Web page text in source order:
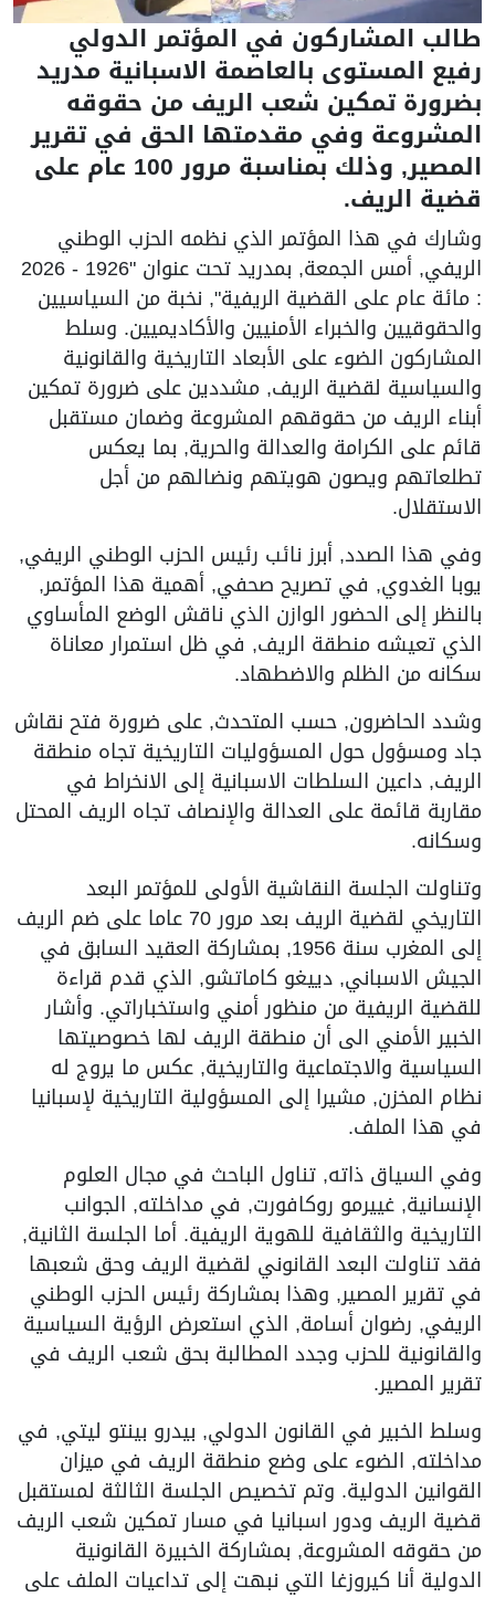
طالب المشاركون في المؤتمر الدولي
رفيع المستوى بالعاصمة الاسبانية مدريد
بضرورة تمكين شعب الريف من حقوقه
المشروعة وفي مقدمتها الحق في تقرير
المصير, وذلك بمناسبة مرور 100 عام على
قضية الريف.
وشارك في هذا المؤتمر الذي نظمه الحزب الوطني
الريفي, أمس الجمعة, بمدريد تحت عنوان "1926 - 2026
: مائة عام على القضية الريفية", نخبة من السياسيين
والحقوقيين والخبراء الأمنيين والأكاديميين. وسلط
المشاركون الضوء على الأبعاد التاريخية والقانونية
والسياسية لقضية الريف, مشددين على ضرورة تمكين
أبناء الريف من حقوقهم المشروعة وضمان مستقبل
قائم على الكرامة والعدالة والحرية, بما يعكس
تطلعاتهم ويصون هويتهم ونضالهم من أجل
الاستقلال.
وفي هذا الصدد, أبرز نائب رئيس الحزب الوطني الريفي,
يوبا الغدوي, في تصريح صحفي, أهمية هذا المؤتمر,
بالنظر إلى الحضور الوازن الذي ناقش الوضع المأساوي
الذي تعيشه منطقة الريف, في ظل استمرار معاناة
سكانه من الظلم والاضطهاد.
وشدد الحاضرون, حسب المتحدث, على ضرورة فتح نقاش
جاد ومسؤول حول المسؤوليات التاريخية تجاه منطقة
الريف, داعين السلطات الاسبانية إلى الانخراط في
مقاربة قائمة على العدالة والإنصاف تجاه الريف المحتل
وسكانه.
وتناولت الجلسة النقاشية الأولى للمؤتمر البعد
التاريخي لقضية الريف بعد مرور 70 عاما على ضم الريف
إلى المغرب سنة 1956, بمشاركة العقيد السابق في
الجيش الاسباني, دييغو كاماتشو, الذي قدم قراءة
للقضية الريفية من منظور أمني واستخباراتي. وأشار
الخبير الأمني الى أن منطقة الريف لها خصوصيتها
السياسية والاجتماعية والتاريخية, عكس ما يروج له
نظام المخزن, مشيرا إلى المسؤولية التاريخية لإسبانيا
في هذا الملف.
وفي السياق ذاته, تناول الباحث في مجال العلوم
الإنسانية, غييرمو روكافورت, في مداخلته, الجوانب
التاريخية والثقافية للهوية الريفية. أما الجلسة الثانية,
فقد تناولت البعد القانوني لقضية الريف وحق شعبها
في تقرير المصير, وهذا بمشاركة رئيس الحزب الوطني
الريفي, رضوان أسامة, الذي استعرض الرؤية السياسية
والقانونية للحزب وجدد المطالبة بحق شعب الريف في
تقرير المصير.
وسلط الخبير في القانون الدولي, بيدرو بينتو ليتي, في
مداخلته, الضوء على وضع منطقة الريف في ميزان
القوانين الدولية. وتم تخصيص الجلسة الثالثة لمستقبل
قضية الريف ودور اسبانيا في مسار تمكين شعب الريف
من حقوقه المشروعة, بمشاركة الخبيرة القانونية
الدولية أنا كيروزغا التي نبهت إلى تداعيات الملف على